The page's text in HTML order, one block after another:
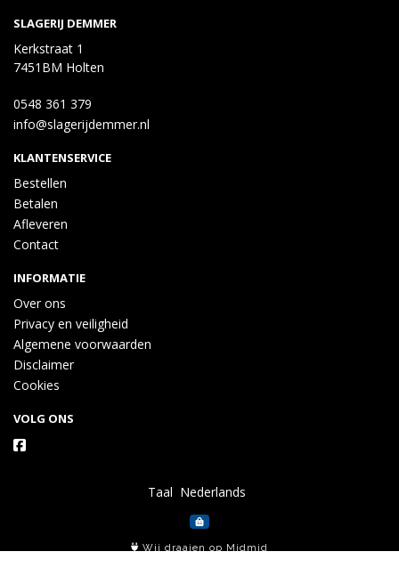
SLAGERIJ DEMMER
Kerkstraat 1
7451BM Holten
0548 361 379
info@slagerijdemmer.nl
KLANTENSERVICE
Bestellen
Betalen
Afleveren
Contact
INFORMATIE
Over ons
Privacy en veiligheid
Algemene voorwaarden
Disclaimer
Cookies
VOLG ONS
Taal
Wij draaien op Midmid